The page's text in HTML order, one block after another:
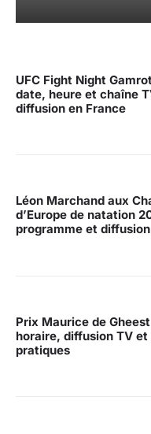
UFC Fight Night
date, heure et chaîne
diffusion en France
Léon Marchand aux
d’Europe de natation
programme et
Prix Maurice de
horaire, diffusion TV
pratiques